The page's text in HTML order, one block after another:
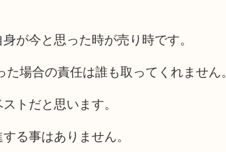
が今と思った時が売り時です。
場合の責任は誰も取ってくれません。
トだと思います。
る事はありません。